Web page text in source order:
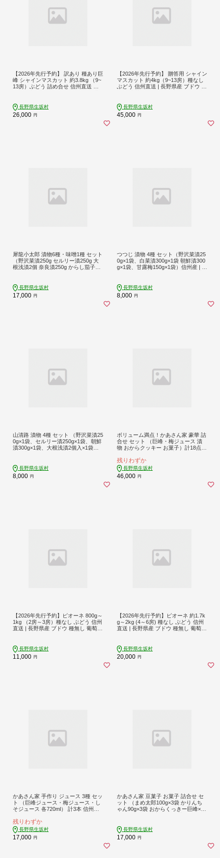
【2026年先行予約】 訳あり 種あり巨
峰 シャインマスカット 約3.8kg （9~
13房）ぶどう 詰め合せ 信州直送 ｜
[株式会社野の香]
長野県生坂村
26,000 円
【2026年先行予約】 贈答用 シャイン
マスカット 約4kg（9~13房）種なし
ぶどう 信州直送 | 長野県産 ブドウ 種
式会社野の香]
長野県生坂村
45,000 円
犀龍小太郎 漬物6種・味噌1種 セット
（野沢菜漬250g セルリー漬250g 大
根浅漬2個 奈良漬250g からし茄子3
県 生坂村 [藤澤醸造株式会社]
長野県生坂村
17,000 円
つつじ 漬物 4種 セット（野沢菜漬25
0g×1袋、白菜漬300g×1袋 朝鮮漬300
g×1袋、甘露梅150g×1袋）信州産 | 詰
長野県生坂村
8,000 円
山清路 漬物 4種 セット （野沢菜漬25
0g×1袋、セルリー漬250g×1袋、朝鮮
漬300g×1袋、大根浅漬2個入×1袋）
長野県生坂村
8,000 円
ボリューム満点！かあさん家 豪華 詰
合せ セット （巨峰・梅ジュース 漬
物 おからクッキー お菓子）計18点
おやつ | 長野県 生坂村 [生坂村農業公
社]
残りわずか
長野県生坂村
46,000 円
【2026年先行予約】ピオーネ 800g～
1kg （2房～3房）種なし ぶどう 信州
直送 | 長野県産 ブドウ 種無し 葡萄 |
べるじぇ]
長野県生坂村
11,000 円
【2026年先行予約】ピオーネ 約1.7k
g～2kg (4～6房) 種なし ぶどう 信州
直送 | 長野県産 ブドウ 種無し 葡萄 |
長野県生坂村
20,000 円
かあさん家 手作り ジュース 3種 セッ
ト （巨峰ジュース・梅ジュース・し
そジュース 各720ml） 計3本 信州産 |
長野県 生坂村 [生坂村農業公社]
残りわずか
長野県生坂村
17,000 円
かあさん家 豆菓子 お菓子 詰合せ セ
ット （まめ太郎100g×3袋 かりんち
ゃん90g×3袋 おからくっきー巨峰×2
生坂村 [生坂村農業公社]
長野県生坂村
17,000 円